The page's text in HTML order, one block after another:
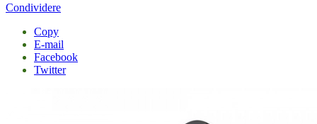
Condividere
Copy
E-mail
Facebook
Twitter